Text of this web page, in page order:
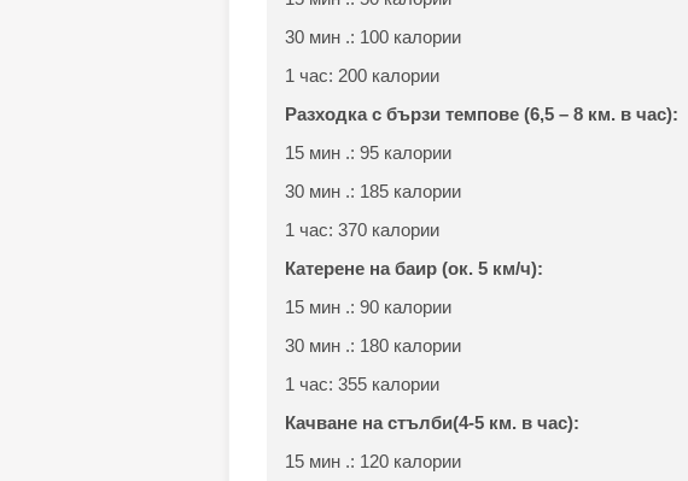
30 мин .: 100 калории
1 час: 200 калории
Разходка с бързи темпове (6,5 – 8 км. в час):
15 мин .: 95 калории
30 мин .: 185 калории
1 час: 370 калории
Катерене на баир (ок. 5 км/ч):
15 мин .: 90 калории
30 мин .: 180 калории
1 час: 355 калории
Качване на стълби(4-5 км. в час):
15 мин .: 120 калории